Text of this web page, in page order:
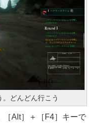
どんどん行こう
Alt］＋［F4］キーで